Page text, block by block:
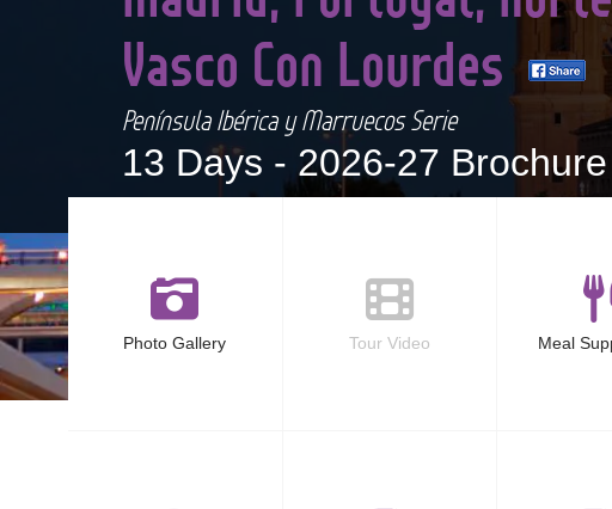
Vasco Con Lourdes
Península Ibérica y Marruecos Serie
13 Days - 2026-27
Photo Gallery Tour Video Meal